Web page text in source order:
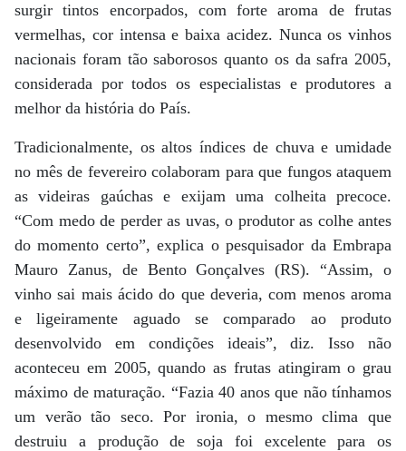
surgir tintos encorpados, com forte aroma de frutas
vermelhas, cor intensa e baixa acidez. Nunca os vinhos
nacionais foram tão saborosos quanto os da safra 2005,
considerada por todos os especialistas e produtores a
melhor da história do País.
Tradicionalmente, os altos índices de chuva e umidade
no mês de fevereiro colaboram para que fungos ataquem
as videiras gaúchas e exijam uma colheita precoce.
“Com medo de perder as uvas, o produtor as colhe antes
do momento certo”, explica o pesquisador da Embrapa
Mauro Zanus, de Bento Gonçalves (RS). “Assim, o
vinho sai mais ácido do que deveria, com menos aroma
e ligeiramente aguado se comparado ao produto
desenvolvido em condições ideais”, diz. Isso não
aconteceu em 2005, quando as frutas atingiram o grau
máximo de maturação. “Fazia 40 anos que não tínhamos
um verão tão seco. Por ironia, o mesmo clima que
destruiu a produção de soja foi excelente para os